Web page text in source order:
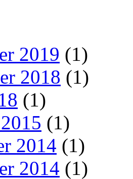
2019 (1)
2018 (1)
(1)
(1)
2014 (1)
2014 (1)